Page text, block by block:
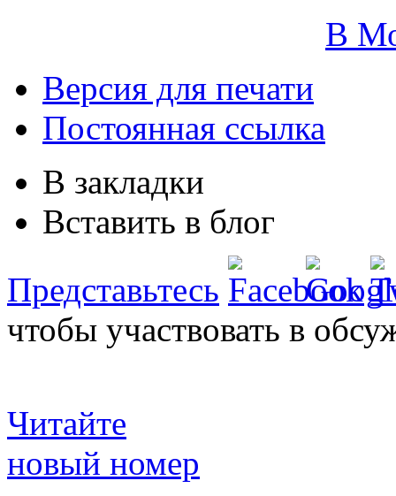
В
Версия для печати
Постоянная ссылка
В закладки
Вставить в блог
Представьтесь
чтобы участвовать в
Читайте
новый номер